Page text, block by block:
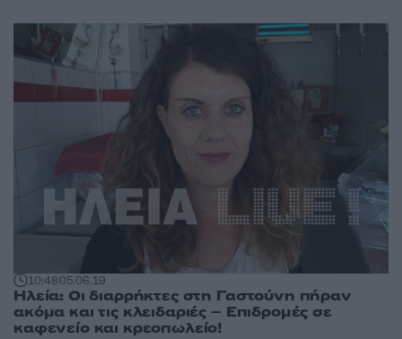
10:4805.06.19
Ηλεία: Οι διαρρήκτες στη Γαστούνη πήραν
ακόμα και τις κλειδαριές – Επιδρομές σε
καφενείο και κρεοπωλείο!